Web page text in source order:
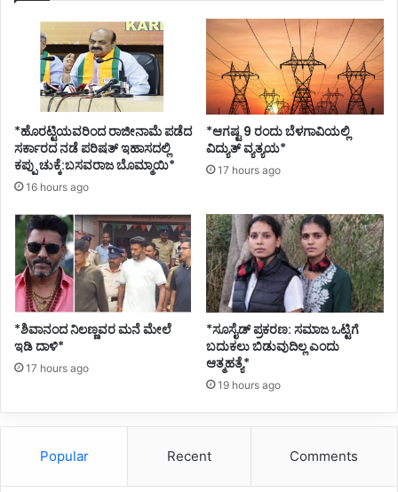
*ಹೊರಟ್ಟಿಯವರಿಂದ ರಾಜೀನಾಮೆ ಪಡೆದ
ಸರ್ಕಾರದ ನಡೆ ಪರಿಷತ್ ಇಹಾಸದಲ್ಲಿ
ಕಪ್ಪು ಚುಕ್ಕೆ:ಬಸವರಾಜ ಬೊಮ್ಮಾಯಿ*
16 hours ago
*ಆಗಷ್ಟ 9 ರಂದು ಬೆಳಗಾವಿಯಲ್ಲಿ
ವಿದ್ಯುತ್ ವ್ಯತ್ಯಯ*
17 hours ago
*ಶಿವಾನಂದ ನಿಲಣ್ಣವರ ಮನೆ ಮೇಲೆ
ಇಡಿ ದಾಳಿ*
17 hours ago
*ಸೂಸೈಡ್ ಪ್ರಕರಣ: ಸಮಾಜ ಒಟ್ಟಿಗೆ
ಬದುಕಲು ಬಿಡುವುದಿಲ್ಲ ಎಂದು
ಆತ್ಮಹತ್ಯೆ*
19 hours ago
Popular Recent Comments